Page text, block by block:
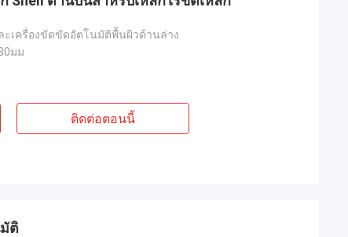
ะเครื่องขัดขัดอัตโนมัติพื้นผิวด้านล่าง
มม
ติดต่อตอนนี้
ติ